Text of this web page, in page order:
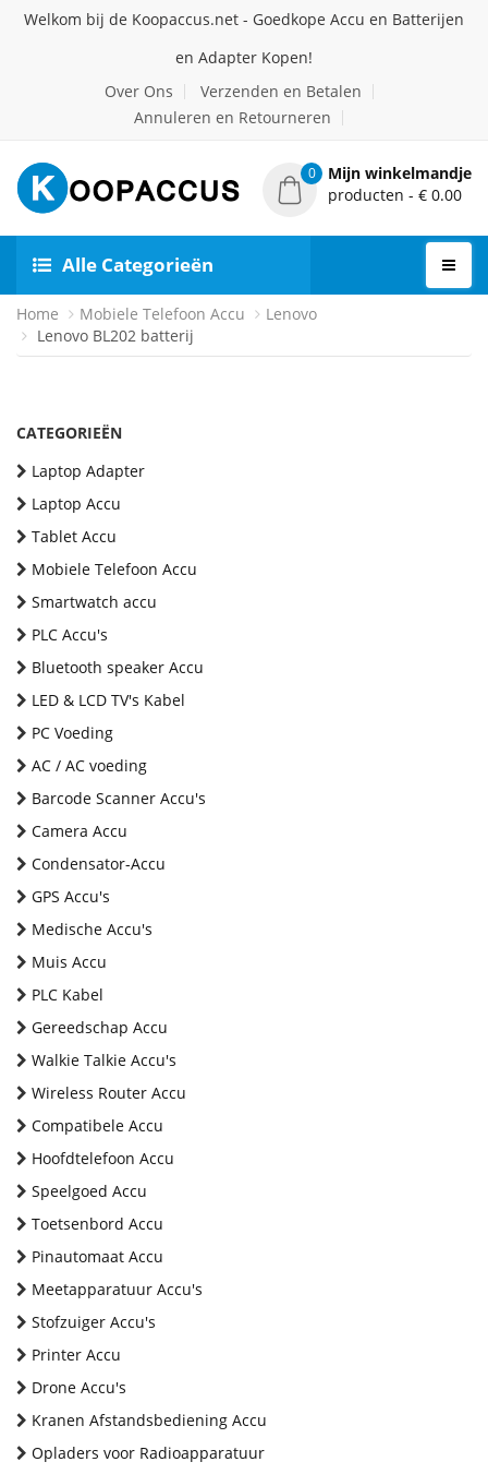
Welkom bij de Koopaccus.net - Goedkope Accu en Batterijen
en Adapter Kopen!
Over Ons
Verzenden en Betalen
Annuleren en Retourneren
0
Mijn winkelmandje
producten - € 0.00
Alle Categorieën
Home Mobiele Telefoon Accu
Lenovo
Lenovo BL202 batterij
CATEGORIEËN
Laptop Adapter
Laptop Accu
Tablet Accu
Mobiele Telefoon Accu
Smartwatch accu
PLC Accu's
Bluetooth speaker Accu
LED & LCD TV's Kabel
PC Voeding
AC / AC voeding
Barcode Scanner Accu's
Camera Accu
Condensator-Accu
GPS Accu's
Medische Accu's
Muis Accu
PLC Kabel
Gereedschap Accu
Walkie Talkie Accu's
Wireless Router Accu
Compatibele Accu
Hoofdtelefoon Accu
Speelgoed Accu
Toetsenbord Accu
Pinautomaat Accu
Meetapparatuur Accu's
Stofzuiger Accu's
Printer Accu
Drone Accu's
Kranen Afstandsbediening Accu
Opladers voor Radioapparatuur